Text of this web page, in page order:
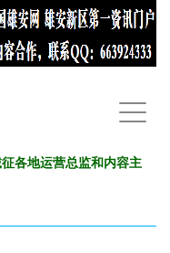
手
机
航
各地运营总监和内容主